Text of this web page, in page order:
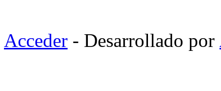
Acceder - Desarrollado por